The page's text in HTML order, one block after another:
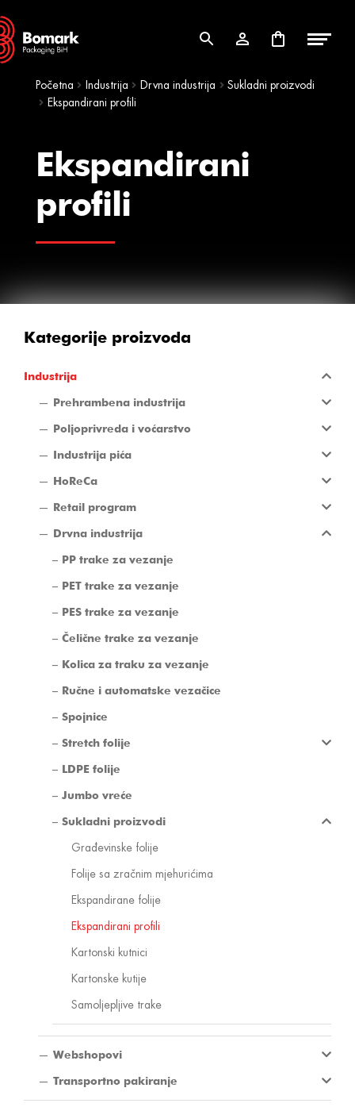
Skip
to
navigation
Skip
to
content
Početna Industrija Drvna industrija
Sukladni proizvodi
Ekspandirani profili
Ekspandirani
profili
Kategorije proizvoda
Industrija
Prehrambena industrija
Poljoprivreda i voćarstvo
Industrija pića
HoReCa
Retail program
Drvna industrija
PP trake za vezanje
PET trake za vezanje
PES trake za vezanje
Čelične trake za vezanje
Kolica za traku za vezanje
Ručne i automatske vezačice
Spojnice
Stretch folije
LDPE folije
Jumbo vreće
Sukladni proizvodi
Građevinske folije
Folije sa zračnim mjehurićima
Ekspandirane folije
Ekspandirani profili
Kartonski kutnici
Kartonske kutije
Samoljepljive trake
Webshopovi
Transportno pakiranje